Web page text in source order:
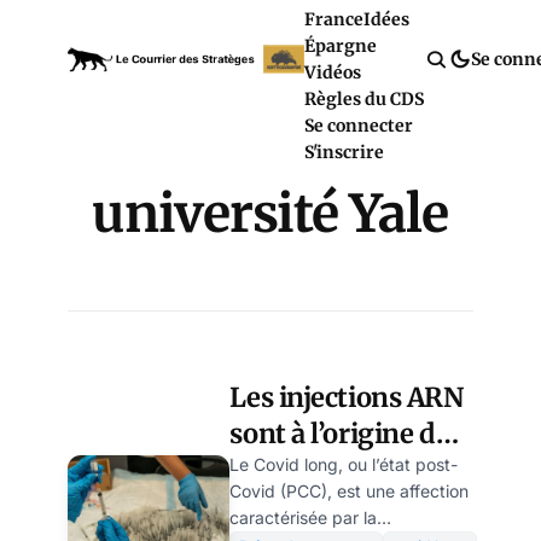
FranceIdées
Épargne
Vidéos
Règles du CDS
Se connecter
S'inscrire
Se
université Yale
Les injections ARN
sont à l’origine du
Covid long , alerte
une étude de
Le Covid long, ou l’état post-
Covid (PCC), est une affection
caractérisée par la